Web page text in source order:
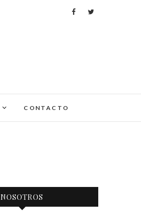
CONTACTO
NOSOTROS